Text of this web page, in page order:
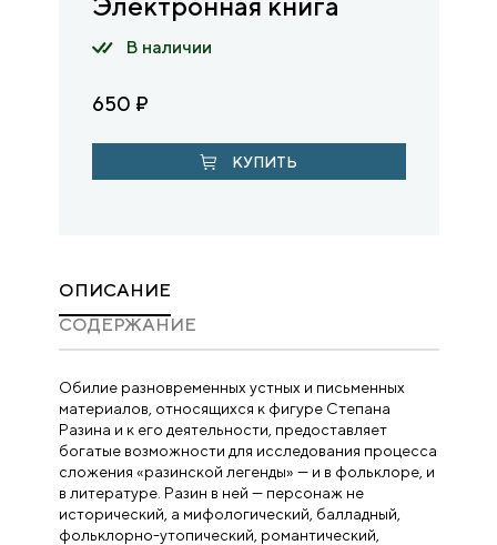
В наличии
650 ₽
КУПИТЬ
ОПИСАНИЕ
CОДЕРЖАНИЕ
Обилие разновременных устных и письменных
материалов, относящихся к фигуре Степана
Разина и к его деятельности, предоставляет
богатые возможности для исследования процесса
сложения «разинской легенды» — и в фольклоре, и
в литературе. Разин в ней — персонаж не
исторический, а мифологический, балладный,
фольклорно-утопический, романтический,